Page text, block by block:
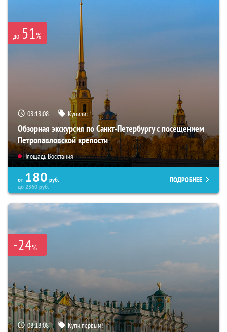
до 51%
08:18:06 Купили:1
Обзорная экскурсия по Санкт-Петербургу с посещением
Петропавловской крепости
Площадь Восстания
от 180 руб.
до2360руб.
ПОДРОБНЕЕ
-24%
08:18:06 Купи первым!